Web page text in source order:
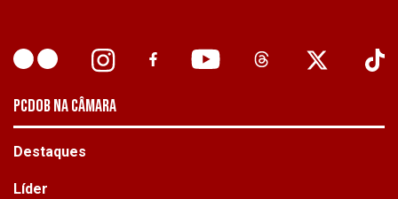
PCDOB NA CÂMARA
Destaques
Líder